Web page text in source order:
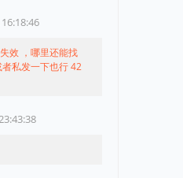
效 ，哪里还能找
私发一下也行 42